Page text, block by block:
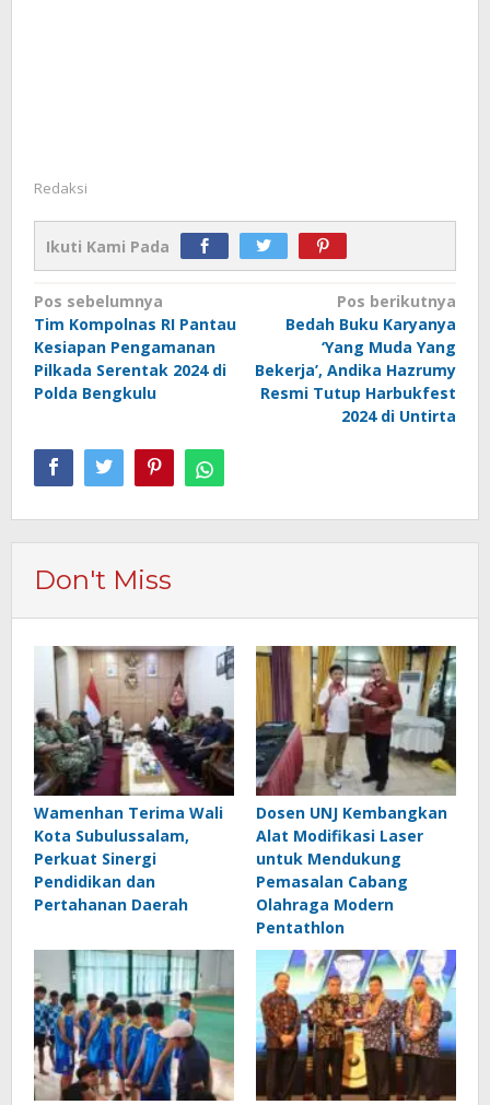
Redaksi
Ikuti Kami Pada
Navigasi
pos
Pos sebelumnya
Tim Kompolnas RI Pantau
Kesiapan Pengamanan
Pilkada Serentak 2024 di
Polda Bengkulu
Pos berikutnya
Bedah Buku Karyanya
‘Yang Muda Yang
Bekerja’, Andika Hazrumy
Resmi Tutup Harbukfest
2024 di Untirta
Don't Miss
Wamenhan Terima Wali
Kota Subulussalam,
Perkuat Sinergi
Pendidikan dan
Pertahanan Daerah
Dosen UNJ Kembangkan
Alat Modifikasi Laser
untuk Mendukung
Pemasalan Cabang
Olahraga Modern
Pentathlon